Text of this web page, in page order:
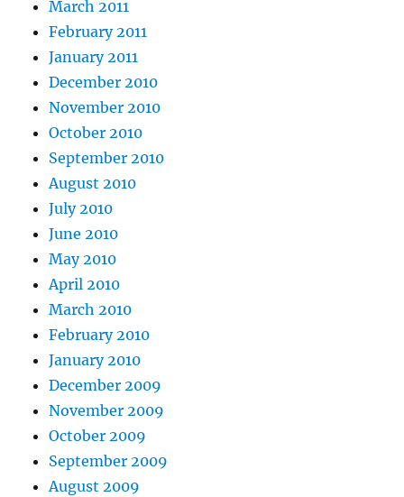
March 2011
February 2011
January 2011
December 2010
November 2010
October 2010
September 2010
August 2010
July 2010
June 2010
May 2010
April 2010
March 2010
February 2010
January 2010
December 2009
November 2009
October 2009
September 2009
August 2009